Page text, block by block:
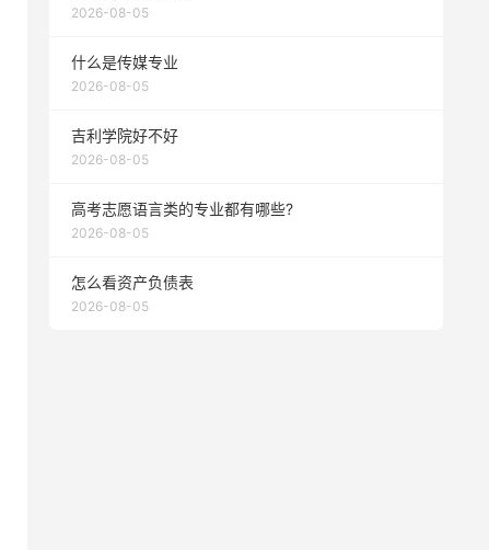
2026-08-05
什么是传媒专业
2026-08-05
吉利学院好不好
2026-08-05
高考志愿语言类的专业都有哪些?
2026-08-05
怎么看资产负债表
2026-08-05